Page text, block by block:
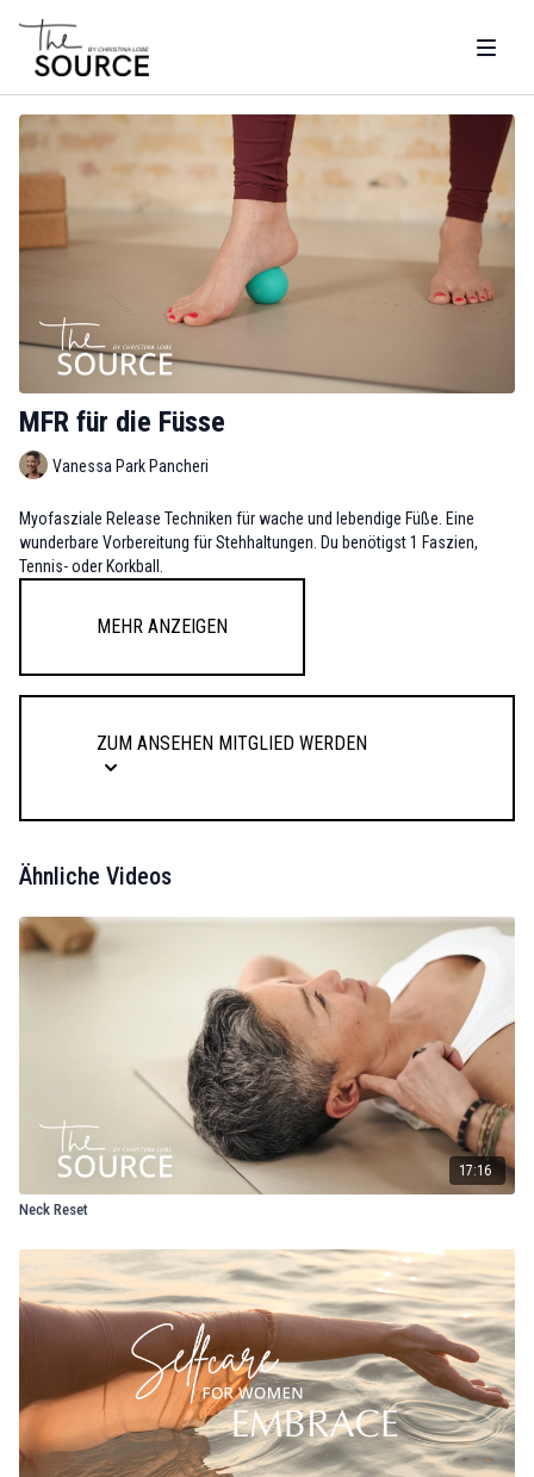
MFR für die Füsse
Vanessa Park Pancheri
Myofasziale Release Techniken für wache und lebendige Füße. Eine
wunderbare Vorbereitung für Stehhaltungen. Du benötigst 1 Faszien,
Tennis- oder Korkball.
Mehr anzeigen
Zum Ansehen Mitglied werden
Ähnliche Videos
17:16
Neck Reset